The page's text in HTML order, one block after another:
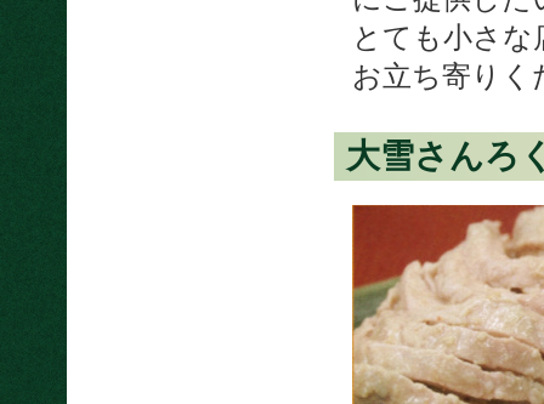
とても小さ
お立ち寄りく
大雪さんろ